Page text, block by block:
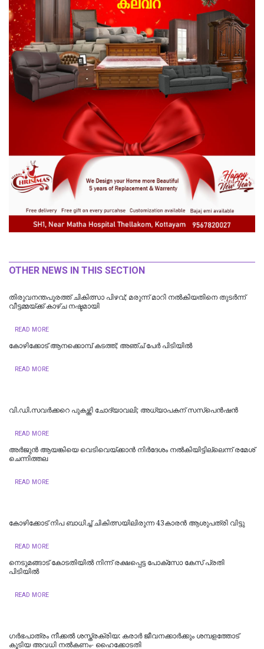
OTHER NEWS IN THIS SECTION
തിരുവനന്തപുരത്ത് ചികിത്സാ പിഴവ്; മരുന്ന് മാറി നൽകിയതിനെ തുടർന്ന്
വീട്ടമ്മയ്ക്ക് കാഴ്ച നഷ്ടമായി
READ MORE
കോഴിക്കോട് ആനക്കൊമ്പ് കടത്ത്; അഞ്ച് പേർ പിടിയിൽ
READ MORE
വി.ഡി.സവർക്കറെ പുകഴ്ത്തി ചോദ്യാവലി; അധ്യാപകന് സസ്പെൻഷൻ
READ MORE
അർജുൻ ആയങ്കിയെ വെടിവെയ്ക്കാൻ നിർദേശം നൽകിയിട്ടില്ലെന്ന് രമേശ്
ചെന്നിത്തല
READ MORE
കോഴിക്കോട് നിപ ബാധിച്ച് ചികിത്സയിലിരുന്ന 43കാരന്‍ ആശുപത്രി വിട്ടു
READ MORE
നെടുമങ്ങാട് കോടതിയില്‍ നിന്ന് രക്ഷപ്പെട്ട പോക്‌സോ കേസ് പ്രതി
പിടിയില്‍
READ MORE
ഗർഭപാത്രം നീക്കൽ ശസ്ത്രക്രിയ: കരാർ ജീവനക്കാർക്കും ശമ്പളത്തോട്
കൂടിയ അവധി നൽകണം- ഹൈക്കോടതി